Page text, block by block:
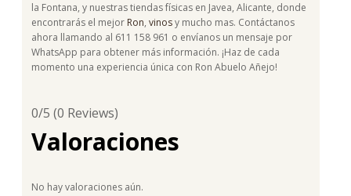
la Fontana, y nuestras tiendas físicas en Javea, Alicante, donde
encontrarás el mejor Ron, vinosy mucho mas. Contáctanos
ahora llamando al 611 158 961 o envíanos un mensaje por
WhatsApp para obtener más información. ¡Haz de cada
momento una experiencia única con Ron Abuelo Añejo!
0/5 (0 Reviews)
Valoraciones
No hay valoraciones aún.